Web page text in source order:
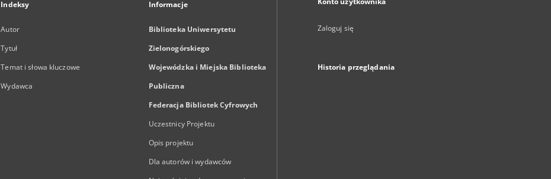
Indeksy
Autor
Tytuł
Temat i słowa kluczowe
Wydawca
Informacje
Biblioteka Uniwersytetu
Zielonogórskiego
Wojewódzka i Miejska Biblioteka
Publiczna
Federacja Bibliotek Cyfrowych
Uczestnicy Projektu
Opis projektu
Dla autorów i wydawców
Zaloguj się
Historia przeglądania